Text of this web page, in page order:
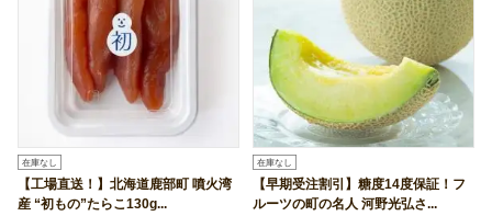
在庫なし
【工場直送！】北海道鹿部町 噴火湾
産 “初もの”たらこ130g...
在庫なし
【早期受注割引】糖度14度保証！フ
ルーツの町の名人 河野光弘さ...